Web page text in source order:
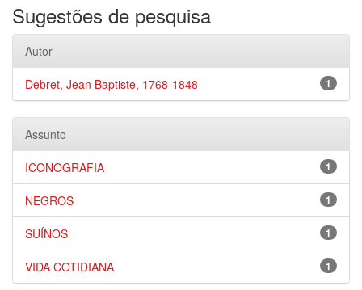
Sugestões de pesquisa
Autor
1
Debret, Jean Baptiste, 1768-1848
Assunto
1
ICONOGRAFIA
1
NEGROS
1
SUÍNOS
1
VIDA COTIDIANA